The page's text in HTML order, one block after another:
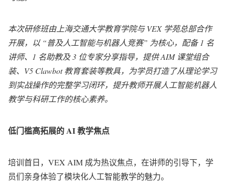
本次研修班由上海交通大学教育学院与 VEX 学苑总部合作
开展，以 “普及人工智能与机器人竞赛” 为核心，配备 1 名
讲师、1 名助教及 3 位专家分享指导，提供 AIM 课堂组合
装、V5 Clawbot 教育套装等教具，为学员打造了从理论学习
到实战操作的完整学习闭环，提升教师开展人工智能机器人
教学与科研工作的核心素养。
低门槛高拓展的 AI 教学焦点
培训首日，VEX AIM 成为热议焦点，在讲师的引导下，学
员们亲身体验了模块化人工智能教学的魅力。